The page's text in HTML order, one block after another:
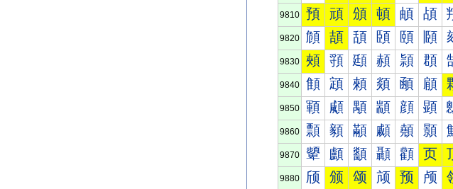
9810 預 頑 頒 頓 頔 頕
9820 頠 頡 頢 頣 頤 頥
9830 頰 頱 頲 頳 頴 頵
9840 顀 顁 顂 顃 顄 顅
9850 顐 顑 顒 顓 顔 顕
9860 顠 顡 顢 顣 顤 顥
9870 顰 顱 顲 顳 顴 页
9880 颀 颁 颂 颃 预 颅